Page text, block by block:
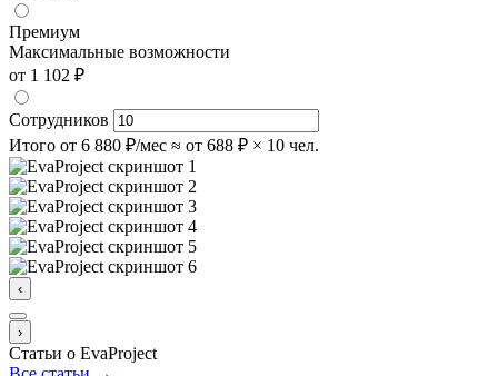
Премиум
Максимальные возможности
от 1 102 ₽
Сотрудников
Итого от 6 880 ₽/мес ≈ от 688 ₽ × 10 чел.
‹
›
Статьи о EvaProject